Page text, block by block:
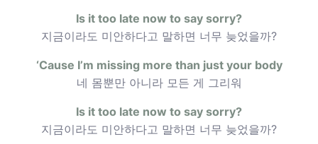
Is it too late now to say sorry?
지금이라도 미안하다고 말하면 너무 늦었을까?
‘Cause I’m missing more than just your body
네 몸뿐만 아니라 모든 게 그리워
Is it too late now to say sorry?
지금이라도 미안하다고 말하면 너무 늦었을까?